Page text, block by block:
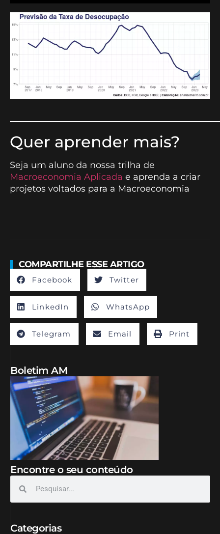
Quer aprender mais?
Seja um aluno da nossa trilha de
Macroeconomia Aplicada e aprenda a criar
projetos voltados para a Macroeconomia
COMPARTILHE ESSE ARTIGO
Facebook Twitter
LinkedIn WhatsApp
Telegram Email Print
Boletim AM
Encontre o seu conteúdo
Categorias